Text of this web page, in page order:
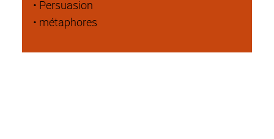
• Persuasion
• métaphores